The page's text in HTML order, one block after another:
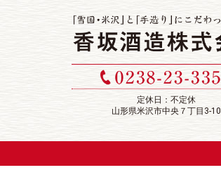
定休日：不定休
山形県米沢市中央７丁目3-10